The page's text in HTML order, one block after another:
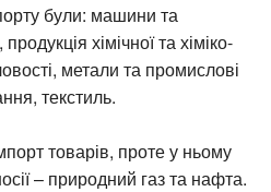
були: машини та
хімічної та хіміко-
метали та промислові
текстиль.
товарів, проте у ньому
– природний газ та нафта.